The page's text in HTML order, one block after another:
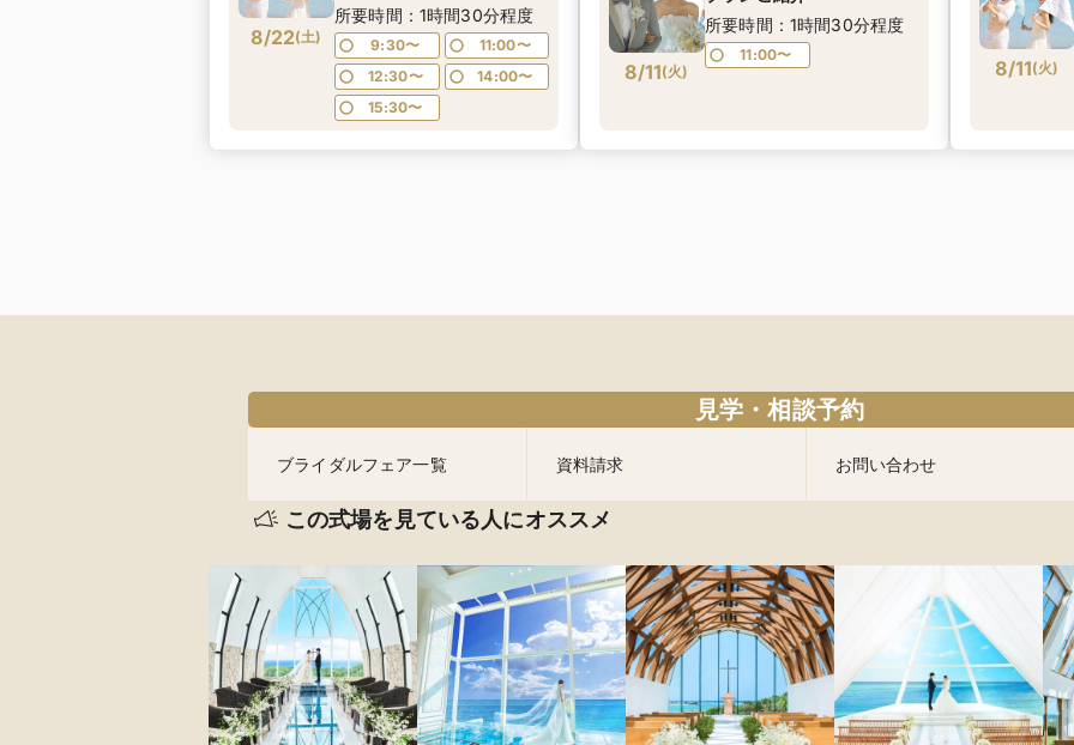
8/22(土)
フェスタ★ドレス試着や入
場体験も◎
所要時間：1時間30分程度
9:30〜
11:00〜
12:30〜
14:00〜
15:30〜
8/11(火)
所要時間：1時間30分程度
11:00〜
8/11(火)
見学・相談予約
ブライダルフェア一覧 資料請求 お問い合わせ
この式場を見ている人にオススメ